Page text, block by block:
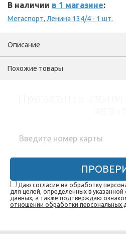
В наличии в 1 магазине:
Мегаспорт, Ленина 134/4 - 1 шт.
Описание
Похожие товары
Даю согласие на обработку
для целей, определенных в
данных, а также подтверждаю
отношении обработки персональных